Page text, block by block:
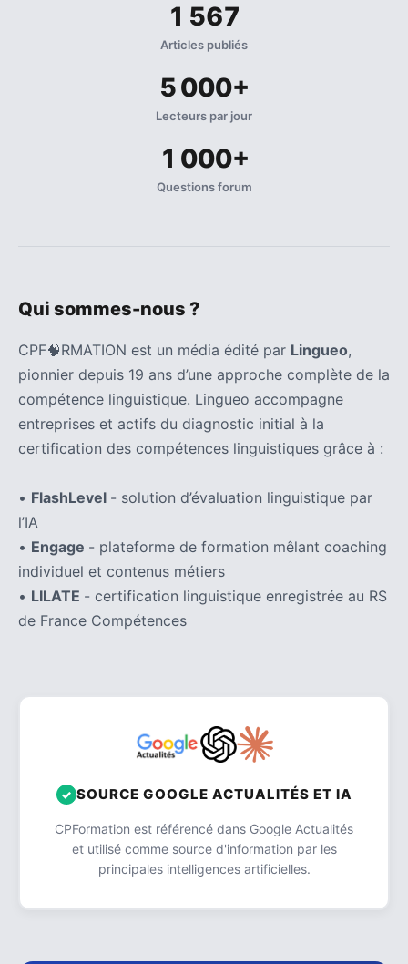
1 567
Articles publiés
5 000+
Lecteurs par jour
1 000+
Questions forum
Qui sommes-nous ?
CPF🧠RMATION est un média édité par Lingueo,
pionnier depuis 19 ans d’une approche complète de la
compétence linguistique. Lingueo accompagne
entreprises et actifs du diagnostic initial à la
certification des compétences linguistiques grâce à :
• FlashLevel - solution d’évaluation linguistique par
l’IA
• Engage - plateforme de formation mêlant coaching
individuel et contenus métiers
• LILATE - certification linguistique enregistrée au RS
de France Compétences
SOURCE GOOGLE ACTUALITÉS ET IA
CPFormation est référencé dans Google Actualités
et utilisé comme source d'information par les
principales intelligences artificielles.